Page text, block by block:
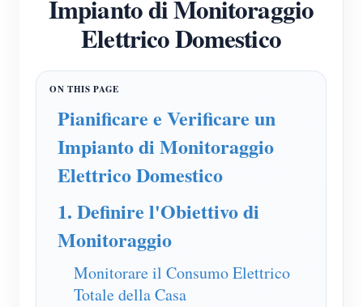
Misuratore di energia Wi-Fi trifase (WEM3050T)
Controller di potenza WiFi
IAMMETER Cloud Pro
Simulatore IAMMETER
Applicazioni
Monitor energetico per sistema solare FV
Negozio
Impianto di Monitoraggio
Elettrico Domestico
Pianificare e Verificare un
Impianto di Monitoraggio
Elettrico Domestico
1. Definire l'Obiettivo di
Monitoraggio
Monitorare il Consumo Elettrico
Totale della Casa